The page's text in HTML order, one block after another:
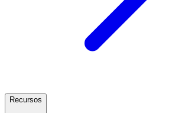
Recursos